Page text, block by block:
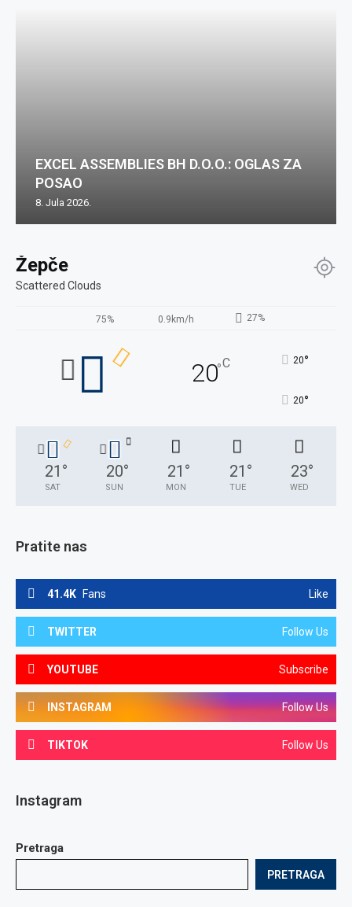
Žepče
Scattered Clouds
75% 0.9km/h 27%
20°C 20°
20°
21 °
SAT
20°
SUN
21 °
MON
21 °
TUE
23°
WED
Pratite nas
41.4K Fans Like
TWITTER Follow Us
YOUTUBE Subscribe
INSTAGRAM Follow Us
TIKTOK Follow Us
Instagram
Pretraga
PRETRAGA
EXCEL ASSEMBLIES BH D.O.O.: OGLAS ZA
POSAO
8. Jula 2026.